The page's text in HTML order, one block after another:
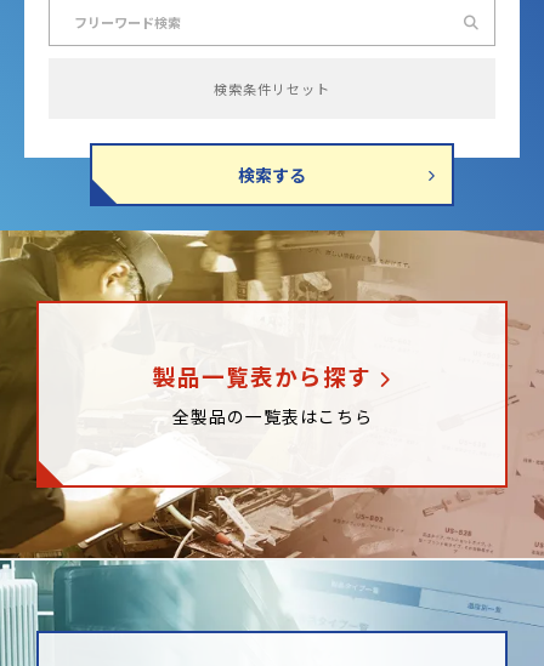
検索条件リセット
製品一覧表から探す
全製品の一覧表はこちら